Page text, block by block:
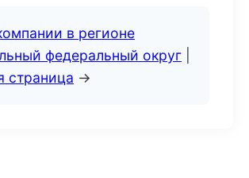
в регионе
федеральный округ
страница →